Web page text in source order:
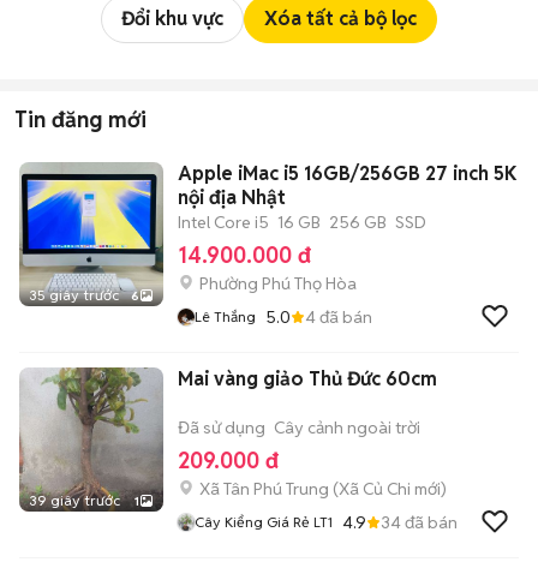
Đổi khu vực Xóa tất cả bộ lọc
Tin đăng mới
35 giây trước 6
Apple iMac i5 16GB/256GB 27 inch 5K
nội địa Nhật
Intel Core i5 16 GB 256 GB SSD
14.900.000 đ
Phường Phú Thọ Hòa
Lê Thắng 5.0 4đã bán
39 giây trước 1
Mai vàng giảo Thủ Đức 60cm
Đã sử dụng Cây cảnh ngoài trời
209.000 đ
Xã Tân Phú Trung (Xã Củ Chi mới)
Cây Kiểng Giá Rẻ LT1 4.9 34đã bán